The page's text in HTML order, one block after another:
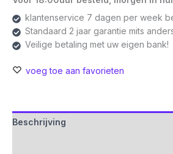
klantenservice 7 dagen per week
Standaard 2 jaar garantie mits
Veilige betaling met uw eigen bank!
voeg toe aan favorieten
Beschrijving